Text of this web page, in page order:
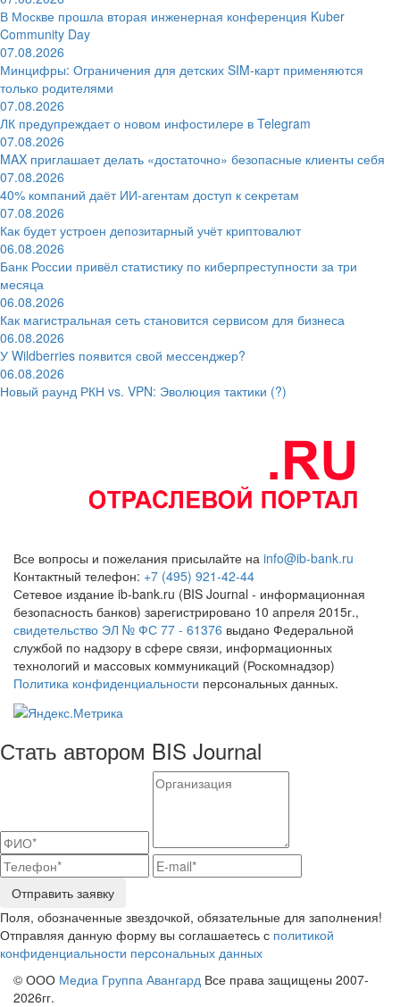
В Москве прошла вторая инженерная конференция Kuber
Community Day
07.08.2026
Минцифры: Ограничения для детских SIM-карт применяются
только родителями
07.08.2026
ЛК предупреждает о новом инфостилере в Telegram
07.08.2026
MAX приглашает делать «достаточно» безопасные клиенты себя
07.08.2026
40% компаний даёт ИИ‑агентам доступ к секретам
07.08.2026
Как будет устроен депозитарный учёт криптовалют
06.08.2026
Банк России привёл статистику по киберпреступности за три
месяца
06.08.2026
Как магистральная сеть становится сервисом для бизнеса
06.08.2026
У Wildberries появится свой мессенджер?
06.08.2026
Новый раунд РКН vs. VPN: Эволюция тактики (?)
Все вопросы и пожелания присылайте на info@ib-bank.ru
Контактный телефон: +7 (495) 921-42-44
Сетевое издание ib-bank.ru (BIS Journal - информационная
безопасность банков) зарегистрировано 10 апреля 2015г.,
свидетельство ЭЛ № ФС 77 - 61376 выдано Федеральной
службой по надзору в сфере связи, информационных
технологий и массовых коммуникаций (Роскомнадзор)
Политика конфиденциальности персональных данных.
Стать автором BIS Journal
Отправить заявку
Поля, обозначенные звездочкой, обязательные для заполнения!
Отправляя данную форму вы соглашаетесь с политикой
конфиденциальности персональных данных
© ООО Медиа Группа Авангард Все права защищены 2007-
2026гг.